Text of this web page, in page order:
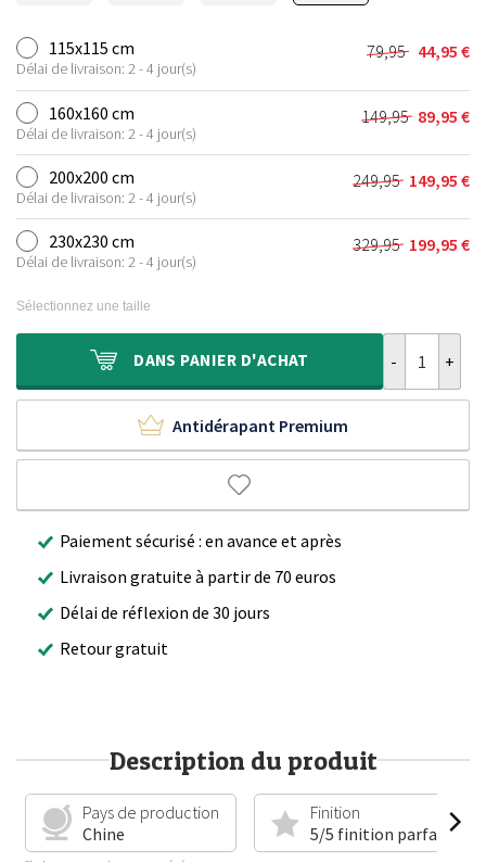
115x115 cm
Délai de livraison: 2 - 4 jour(s)
79,95
Le
prix
initial
était :
79,95 €.
44,95 €
Le
prix
actuel
est :
44,95 €.
160x160 cm
Délai de livraison: 2 - 4 jour(s)
149,95
Le
prix
initial
était :
149,95 €.
89,95 €
Le
prix
actuel
est :
89,95 €.
200x200 cm
Délai de livraison: 2 - 4 jour(s)
249,95
Le
prix
initial
était :
149,95 €
Le
prix
actuel
est :
230x230 cm
Délai de livraison: 2 - 4 jour(s)
329,95
Le
329,95 €.
199,95 €
Le
199,95 €.
Sélectionnez une taille
DANS PANIER D'ACHAT
Antidérapant Premium
Paiement sécurisé : en avance et après
Livraison gratuite à partir de 70 euros
Délai de réflexion de 30 jours
Retour gratuit
Description du produit
Pays de production
Chine
Finition
5/5 finition parfaite